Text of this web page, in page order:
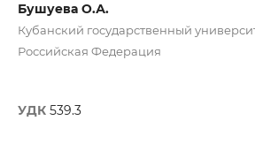
Бушуева О.А.
Кубанский государственный
Российская Федерация
УДК 539.3